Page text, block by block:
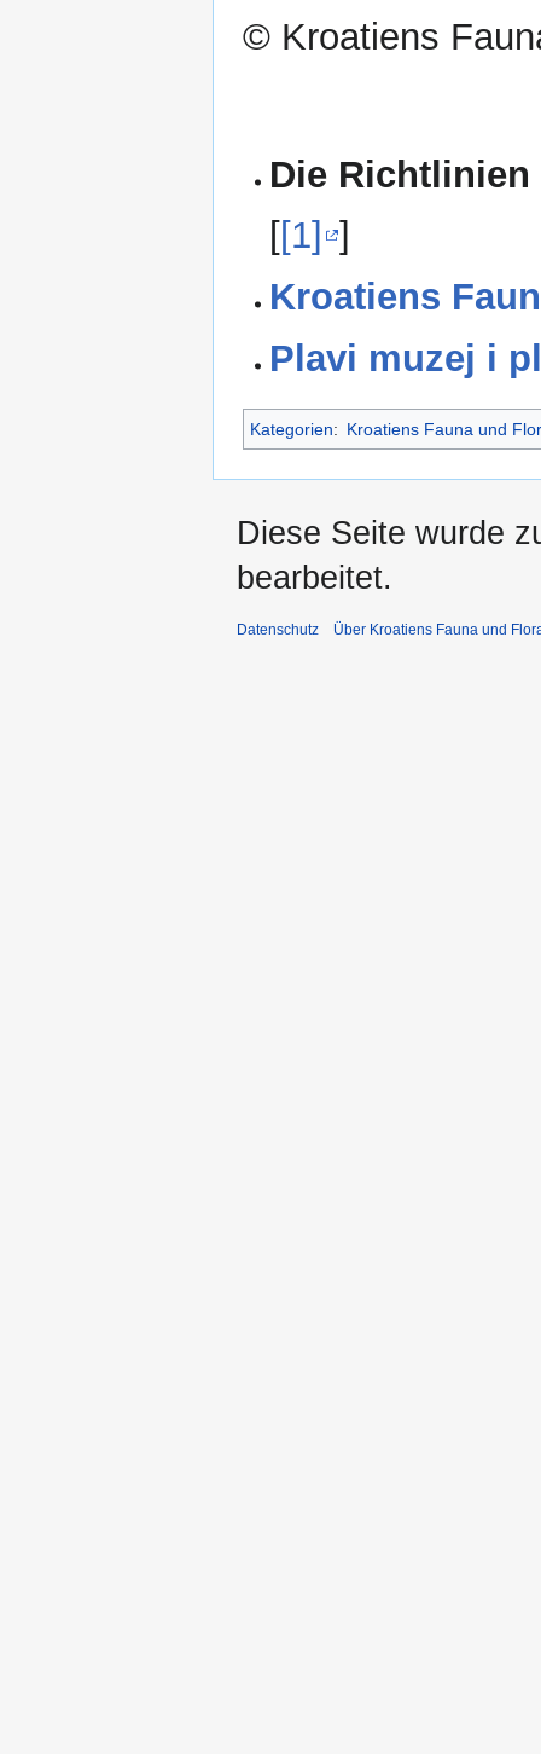
© Kroatiens
Die
[[1] ]
Kroatiens
Plavi muzej i
Kategorien: Kroatiens Fauna und
Diese Seite wurde
bearbeitet.
Datenschutz Über Kroatiens Fauna und